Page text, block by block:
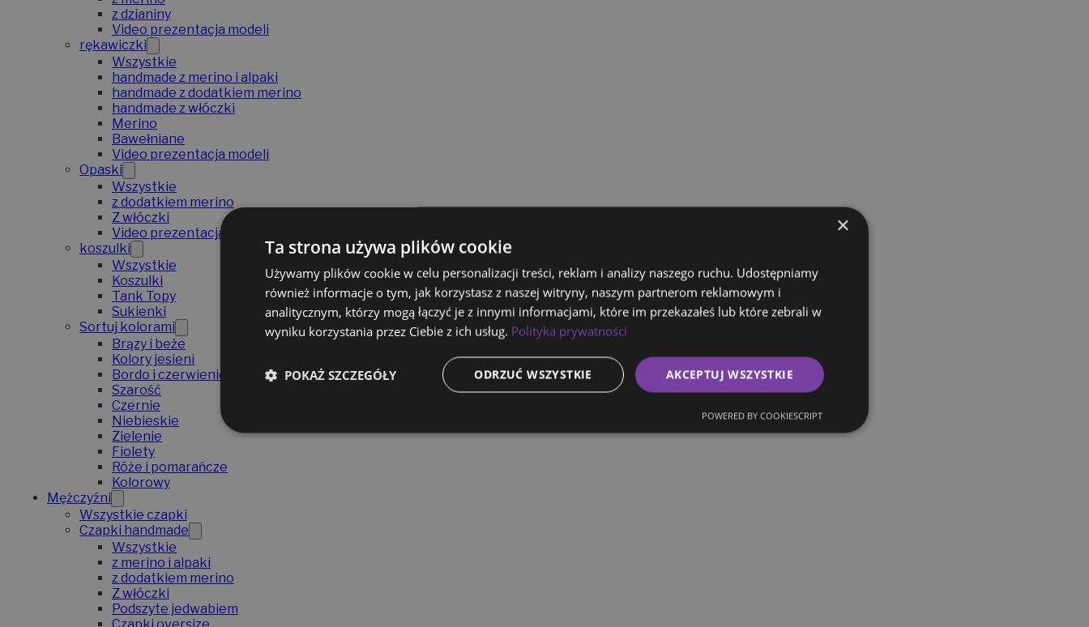
z dzianiny
Video prezentacja modeli
rękawiczki
Wszystkie
handmade z merino i alpaki
handmade z dodatkiem merino
handmade z włóczki
Merino
Bawełniane
Video prezentacja modeli
Opaski
Wszystkie
z dodatkiem merino
Z włóczki
Video prezentacja modeli
koszulki
Wszystkie
Koszulki
Tank Topy
Sukienki
Sortuj kolorami
Brązy i beże
Kolory jesieni
Bordo i czerwienie
Szarość
Czernie
Niebieskie
Zielenie
Fiolety
Róże i pomarańcze
Kolorowy
Mężczyźni
Wszystkie czapki
Czapki handmade
Wszystkie
z merino i alpaki
z dodatkiem merino
Z włóczki
Podszyte jedwabiem
×
Ta strona używa plików cookie
Używamy plików cookie w celu personalizacji treści, reklam i analizy naszego ruchu. Udostępniamy
również informacje o tym, jak korzystasz z naszej witryny, naszym partnerom reklamowym i
analitycznym, którzy mogą łączyć je z innymi informacjami, które im przekazałeś lub które zebrali w
wyniku korzystania przez Ciebie z ich usług. Polityka prywatności
AKCEPTUJ WSZYSTKIE
ODRZUĆ WSZYSTKIE
POKAŻ SZCZEGÓŁY
POWERED BY COOKIESCRIPT